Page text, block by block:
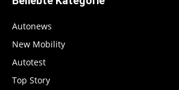
Autonews
New Mobility
Autotest
Top Story